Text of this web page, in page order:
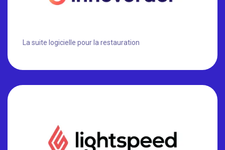
La suite logicielle pour la restauration